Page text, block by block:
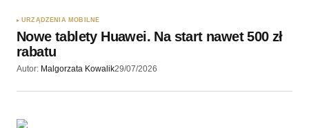
URZĄDZENIA MOBILNE
Nowe tablety Huawei. Na start nawet 500 zł
rabatu
Autor: Malgorzata Kowalik29/07/2026